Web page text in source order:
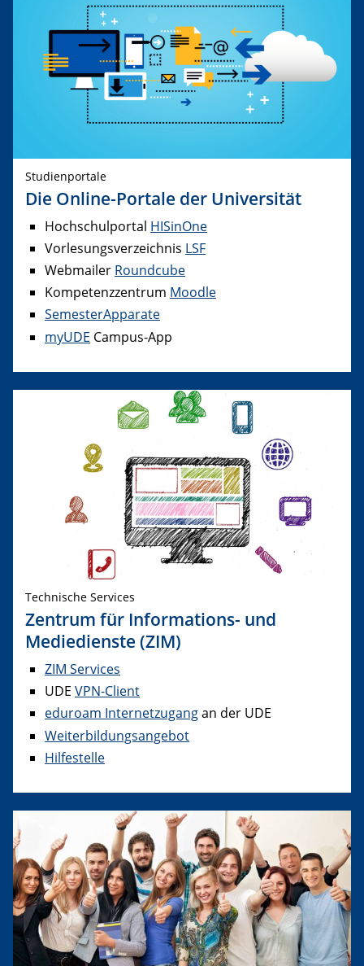
Studienportale
Die Online-Portale der Universität
Hochschulportal HISinOne
Vorlesungsverzeichnis LSF
Webmailer Roundcube
Kompetenzzentrum Moodle
SemesterApparate
myUDE Campus-App
Technische Services
Zentrum für Informations- und
Mediedienste (ZIM)
ZIM Services
UDE VPN-Client
eduroam Internetzugangan der UDE
Weiterbildungsangebot
Hilfestelle